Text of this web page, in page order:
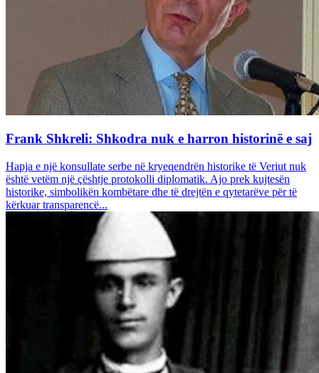
Frank Shkreli: Shkodra nuk e harron historinë e saj
Hapja e një konsullate serbe në kryeqendrën historike të Veriut nuk
është vetëm një çështje protokolli diplomatik. Ajo prek kujtesën
historike, simbolikën kombëtare dhe të drejtën e qytetarëve për të
kërkuar transparencë...